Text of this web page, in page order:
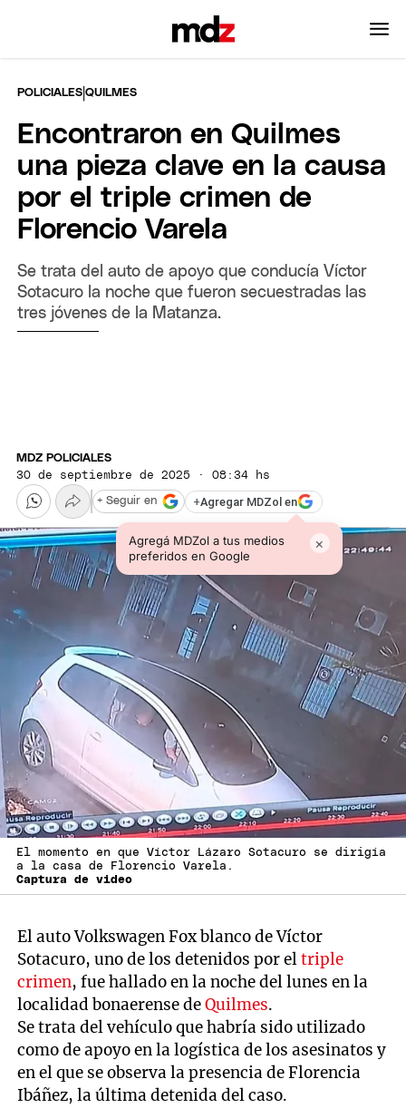
POLICIALES |QUILMES
Encontraron en Quilmes
una pieza clave en la causa
por el triple crimen de
Florencio Varela
Se trata del auto de apoyo que conducía Víctor
Sotacuro la noche que fueron secuestradas las
tres jóvenes de la Matanza.
MDZ POLICIALES
30 de septiembre de 2025 · 08:34 hs
+Agregar MDZol en
Agregá MDZol a tus medios
preferidos en Google
×
+ Seguir en
El momento en que Víctor Lázaro Sotacuro se dirigía
a la casa de Florencio Varela.
Captura de video
El auto Volkswagen Fox blanco de Víctor
Sotacuro, uno de los detenidos por eltriple
crimen, fue hallado en la noche del lunes en la
localidad bonaerense deQuilmes.
Se trata del vehículo que habría sido utilizado
como de apoyo en la logística de los asesinatos y
en el que se observa la presencia de Florencia
Ibáñez, la última detenida del caso.